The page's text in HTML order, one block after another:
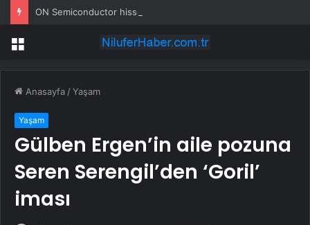
ON Semiconductor hisseleri neden düşüyor?
Menü
Anasayfa /Yaşam
Yaşam
Gülben Ergen’in aile pozuna
Seren Serengil’den ‘Goril’
iması